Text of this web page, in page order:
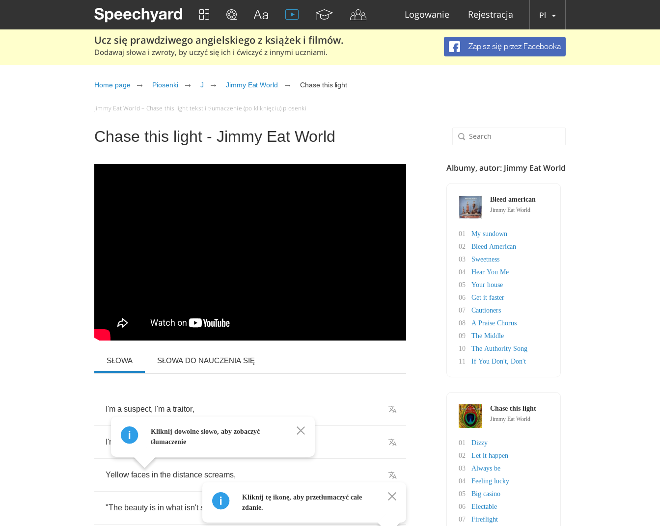
Logowanie Rejestracja Pl
Ucz się prawdziwego angielskiego z książek i filmów.
Dodawaj słowa i zwroty, by uczyć się ich i ćwiczyć z innymi uczniami.
Zapisz się przez Facebooka
Home page Piosenki J Jimmy Eat World Chase this light
Jimmy Eat World – Chase this light tekst i tłumaczenie (po kliknięciu) piosenki
Chase this light - Jimmy Eat World
SŁOWA SŁOWA DO NAUCZENIA SIĘ
I'm a suspect, I'm a traitor,
I'm only here in body visiting
Yellow faces in the distance screams,
"The beauty is in what isn't said,"
Kliknij dowolne słowo, aby zobaczyć
tłumaczenie
Kliknij tę ikonę, aby przetłumaczyć całe
zdanie.
Albumy, autor: Jimmy Eat World
Bleed american
Jimmy Eat World
01
My sundown
02
Bleed American
03
Sweetness
04
Hear You Me
05
Your house
06
Get it faster
07
Cautioners
08
A Praise Chorus
09
The Middle
10
The Authority Song
11
If You Don't, Don't
Chase this light
Jimmy Eat World
01
Dizzy
02
Let it happen
03
Always be
04
Feeling lucky
05
Big casino
06
Electable
07
Fireflight